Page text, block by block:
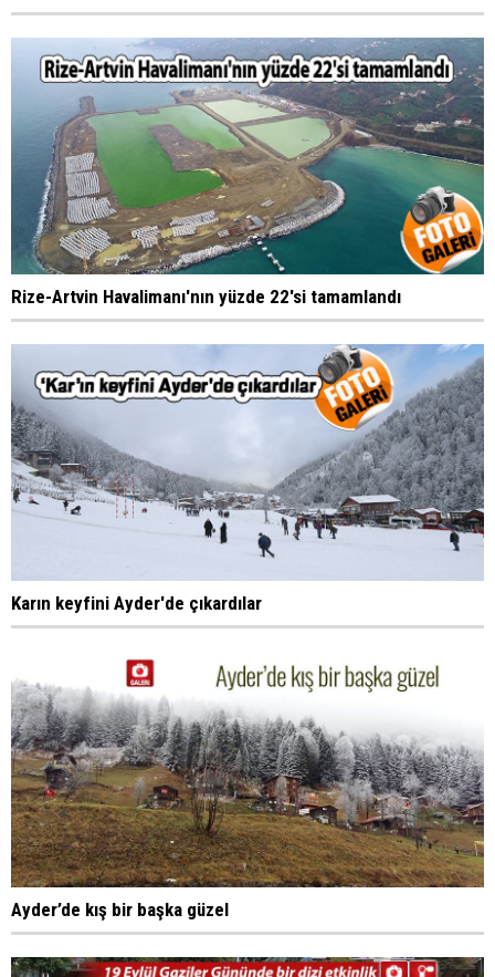
Rize-Artvin Havalimanı'nın yüzde 22'si tamamlandı
Karın keyfini Ayder'de çıkardılar
Ayder’de kış bir başka güzel